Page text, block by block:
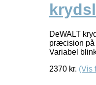
DeWALT
præcision på
Variabel
2370 kr. (Vis